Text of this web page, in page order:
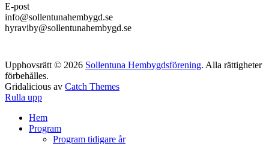
E-post
info@sollentunahembygd.se
hyraviby@sollentunahembygd.se
Upphovsrätt © 2026 Sollentuna Hembygdsförening. Alla rättigheter
förbehålles.
Gridalicious av Catch Themes
Rulla upp
Hem
Program
Program tidigare år